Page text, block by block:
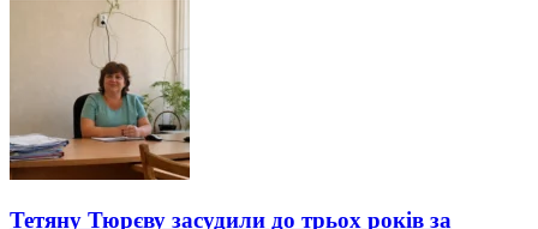
Тетяну Тюрєву засудили до трьох років за